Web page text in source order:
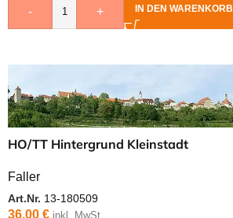
- + IN DEN WARENKORB
HO/TT Hintergrund Kleinstadt
Faller
Art.Nr. 13-180509
36,00 € inkl. MwSt.